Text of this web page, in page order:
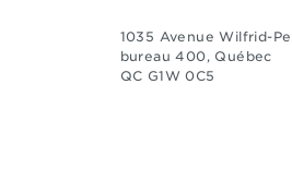
1035 Avenue Wilfrid-
bureau 400, Québec
QC G1W 0C5